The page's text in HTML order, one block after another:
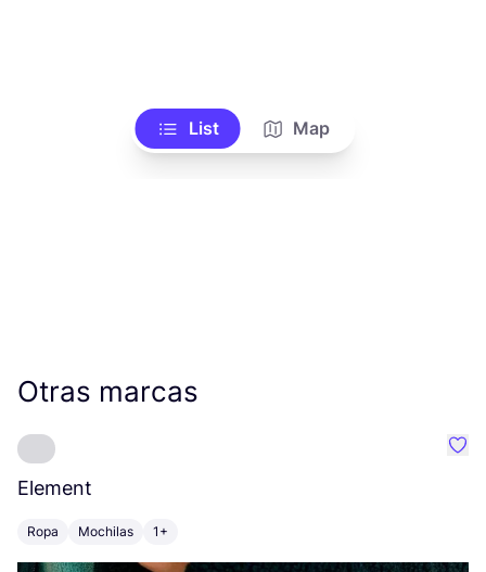
List Map
Otras marcas
Element
Ropa Mochilas 1+